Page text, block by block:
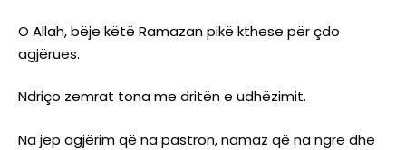
O Allah, bëje këtë Ramazan pikë kthese për çdo
agjërues.
Ndriço zemrat tona me dritën e udhëzimit.
Na jep agjërim që na pastron, namaz që na ngre dhe